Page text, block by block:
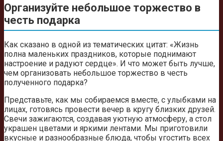
Организуйте небольшое торжество в
честь подарка
Как сказано в одной из тематических цитат: «Жизнь
полна маленьких праздников, которые поднимают
настроение и радуют сердце». И что может быть лучше,
чем организовать небольшое торжество в честь
полученного подарка?
Представьте, как мы собираемся вместе, с улыбками на
лицах, готовясь провести вечер в кругу близких друзей.
Свечи зажигаются, создавая уютную атмосферу, а стол
украшен цветами и яркими лентами. Мы приготовили
вкусные и разнообразные блюда, чтобы угостить всех